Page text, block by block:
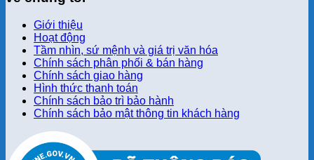
Giới thiệu
Hoạt động
Tầm nhìn, sứ mệnh và giá trị văn hóa
Chính sách phân phối & bán hàng
Chính sách giao hàng
Hình thức thanh toán
Chính sách bảo trì bảo hành
Chính sách bảo mật thông tin khách hàng